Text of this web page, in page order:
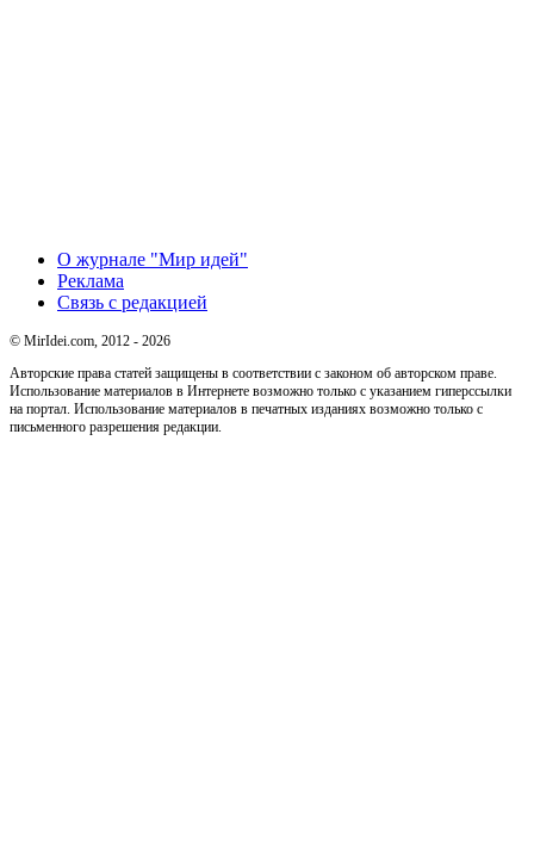
О журнале "Мир идей"
Реклама
Связь с редакцией
© MirIdei.com, 2012 - 2026
Авторские права статей защищены в соответствии с законом об авторском праве.
Использование материалов в Интернете возможно только с указанием гиперссылки
на портал. Использование материалов в печатных изданиях возможно только с
письменного разрешения редакции.